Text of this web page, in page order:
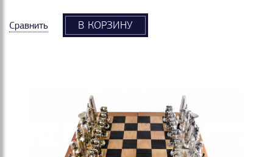
Сравнить В КОРЗИНУ